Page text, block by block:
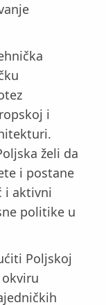
i
želi da
i postane
i aktivni
politike u
Poljskoj